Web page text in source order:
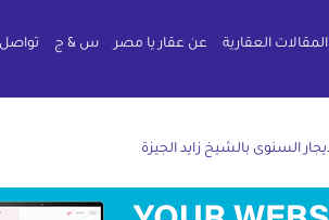
المقالات العقارية عن عقار يا مصر س & ج